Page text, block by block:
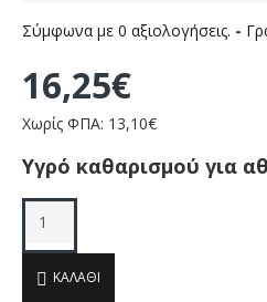
Σύμφωνα με 0 αξιολογήσεις. -
16,25€
Χωρίς ΦΠΑ: 13,10€
Υγρό καθαρισμού για
ΚΑΛΆΘΙ